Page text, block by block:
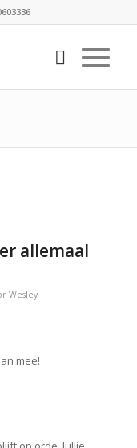
allemaal
Wesley
mee!